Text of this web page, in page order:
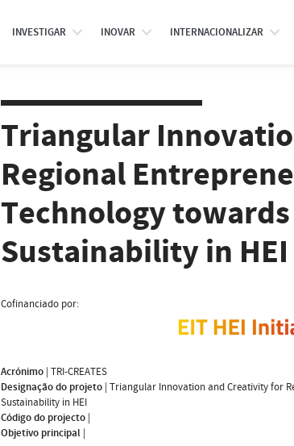
INVESTIGAR INOVAR INTERNACIONALIZAR
Triangular
Regional
Technology
Sustainability in HEI
Cofinanciado por:
Acrónimo | TRI-CREATES
Designação do projeto | Triangular Innovation and Creativity for
Sustainability in HEI
Código do projecto |
Objetivo principal |